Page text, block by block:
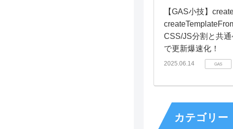
【GAS小技】
CSS/JS分割と共
で更新爆速化！
2025.06.14 GAS
カテゴリー